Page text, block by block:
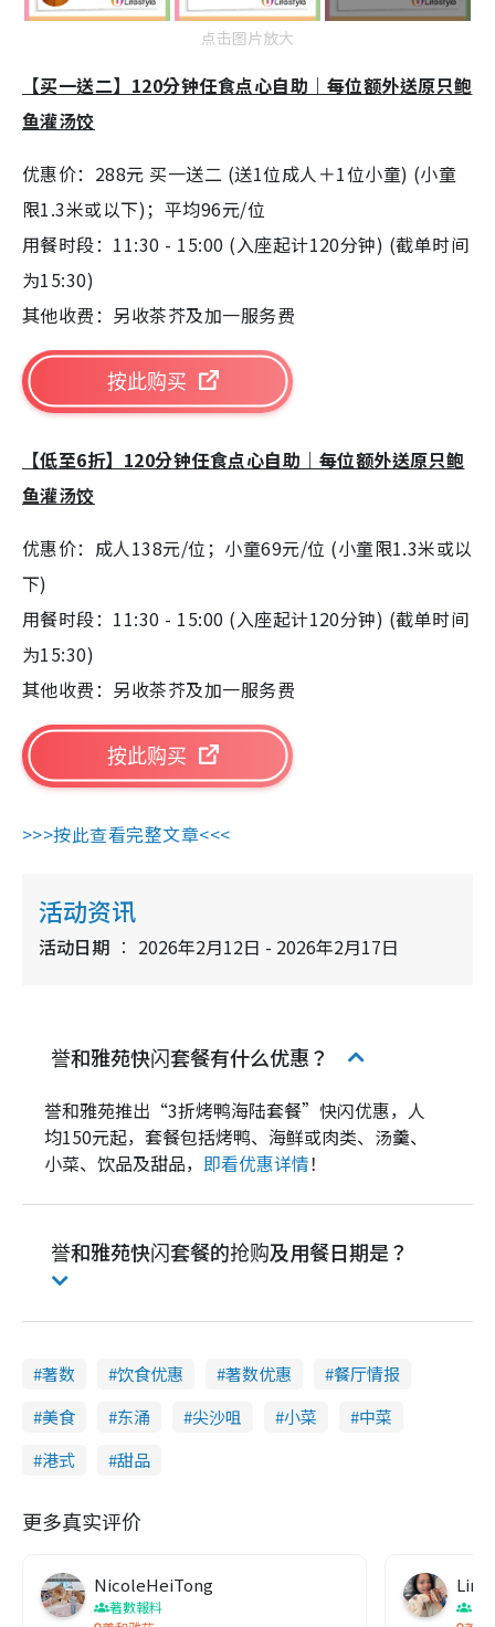
点击图片放大
【买一送二】120分钟任食点心自助｜每位额外送原只鲍
鱼灌汤饺
优惠价：288元 买一送二 (送1位成人＋1位小童) (小童
限1.3米或以下)；平均96元/位
用餐时段：11:30 - 15:00 (入座起计120分钟) (截单时间
为15:30)
其他收费：另收茶芥及加一服务费
按此购买
【低至6折】120分钟任食点心自助｜每位额外送原只鲍
鱼灌汤饺
优惠价：成人138元/位；小童69元/位 (小童限1.3米或以
下)
用餐时段：11:30 - 15:00 (入座起计120分钟) (截单时间
为15:30)
其他收费：另收茶芥及加一服务费
按此购买
>>>按此查看完整文章<<<
活动资讯
活动日期 2026年2月12日 - 2026年2月17日
誉和雅苑快闪套餐有什么优惠？
誉和雅苑推出“3折烤鸭海陆套餐”快闪优惠，人
均150元起，套餐包括烤鸭、海鲜或肉类、汤羹、
小菜、饮品及甜品， 即看优惠详情！
誉和雅苑快闪套餐的抢购及用餐日期是？
著数 饮食优惠 著数优惠
餐厅情报
美食
东涌 尖沙咀 小菜
中菜
港式
甜品
更多真实评价
NicoleHeiTong
著數報料